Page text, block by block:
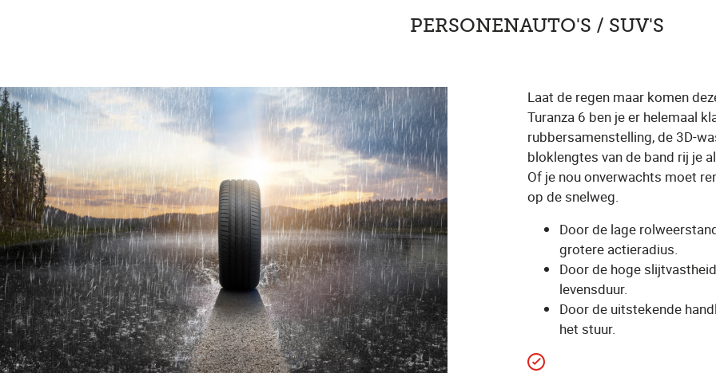
PERSONENAUTO'S / SUV'S
Laat de regen maar komen
Turanza 6 ben je er helemaal
rubbersamenstelling, de 3D-
bloklengtes van de band rij je
Of je nou onverwachts moet
op de snelweg.
Door de lage
grotere actieradius.
Door de hoge
levensduur.
Door de uitstekende
het stuur.